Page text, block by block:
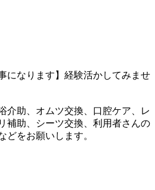
になります】経験活かしてみませ
介助、オムツ交換、口腔ケア、レ
補助、シーツ交換、利用者さんの
どをお願いします。